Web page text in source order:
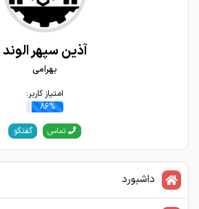
آذین سپهر الوند
بهرامی
امتیاز کاربر:
86%
تماس گفتگو
داشبورد